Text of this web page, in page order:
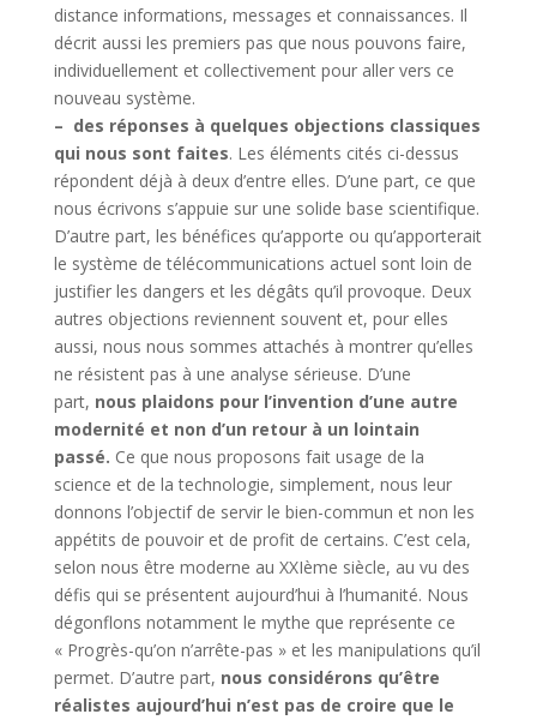
distance informations, messages et connaissances. Il
décrit aussi les premiers pas que nous pouvons faire,
individuellement et collectivement pour aller vers ce
nouveau système.
– des réponses à quelques objections classiques
qui nous sont faites. Les éléments cités ci-dessus
répondent déjà à deux d’entre elles. D’une part, ce que
nous écrivons s’appuie sur une solide base scientifique.
D’autre part, les bénéfices qu’apporte ou qu’apporterait
le système de télécommunications actuel sont loin de
justifier les dangers et les dégâts qu’il provoque. Deux
autres objections reviennent souvent et, pour elles
aussi, nous nous sommes attachés à montrer qu’elles
ne résistent pas à une analyse sérieuse. D’une
part, nous plaidons pour l’invention d’une autre
modernité et non d’un retour à un lointain
passé. Ce que nous proposons fait usage de la
science et de la technologie, simplement, nous leur
donnons l’objectif de servir le bien-commun et non les
appétits de pouvoir et de profit de certains. C’est cela,
selon nous être moderne au XXIème siècle, au vu des
défis qui se présentent aujourd’hui à l’humanité. Nous
dégonflons notamment le mythe que représente ce
« Progrès-qu’on n’arrête-pas » et les manipulations qu’il
permet. D’autre part, nous considérons qu’être
réalistes aujourd’hui n’est pas de croire que le